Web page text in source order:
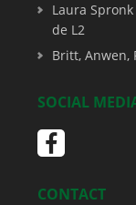
Laura
de L2
Britt, Anwen,
SOCIAL
CONTACT